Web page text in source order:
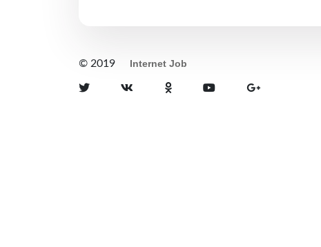
© 2019 Internet Job